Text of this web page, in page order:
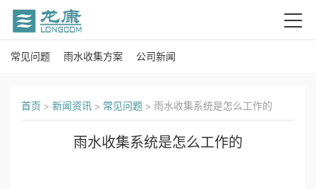
首
关
常见问题 雨水收集方案 公司新闻
首页 > 新闻资讯 > 常见问题 > 雨水收集系统是怎么工作的
雨水收集系统是怎么工作的